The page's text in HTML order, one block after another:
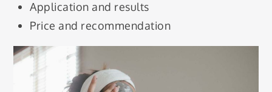
Application and results
Price and recommendation